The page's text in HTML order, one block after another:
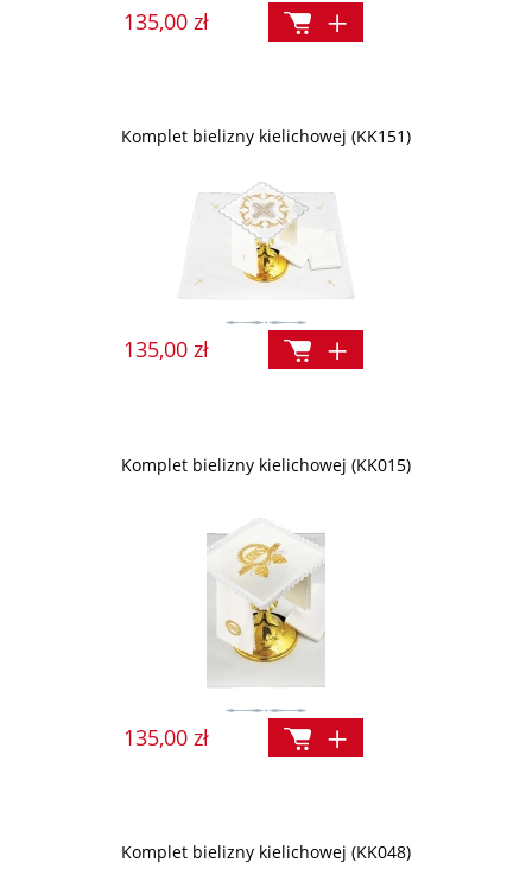
135,00 zł
Komplet bielizny kielichowej (KK151)
135,00 zł
Komplet bielizny kielichowej (KK015)
135,00 zł
Komplet bielizny kielichowej (KK048)